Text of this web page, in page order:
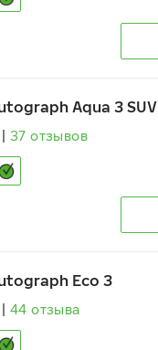
Aqua 3 SUV
37 отзывов
Eco 3
44 отзыва